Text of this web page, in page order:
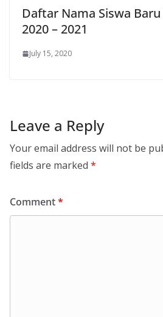
Daftar Nama Siswa Baru
2020 – 2021
July 15, 2020
Leave a Reply
Your email address will not be
fields are marked *
Comment*